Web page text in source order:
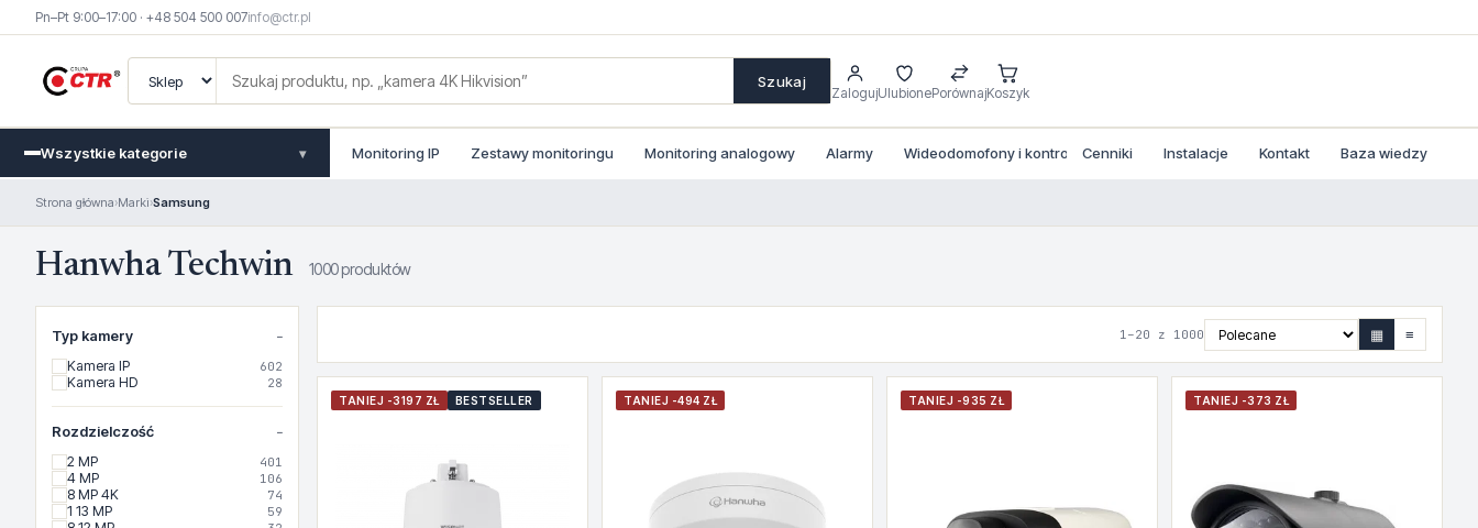
Pn–Pt 9:00–17:00 · +48 504 500 007info@ctr.pl
Szukaj
ZalogujUlubionePorównajKoszyk
Wszystkie kategorie ▾ Monitoring IP Zestawy monitoringu Monitoring analogowy Alarmy Wideodomofony i kontrola dostepu
Cenniki Instalacje Kontakt Baza wiedzy
Strona główna›Marki›Samsung
Hanwha Techwin 1000 produktów
Typ kamery
Kamera IP 602
Kamera HD 28
Rozdzielczość
2 MP 401
4 MP 106
8 MP 4K 74
1 13 MP 59
1–20 z 1000 ▦ ≡
TANIEJ -3197 ZŁ BESTSELLER TANIEJ -494 ZŁ TANIEJ -935 ZŁ TANIEJ -373 ZŁ